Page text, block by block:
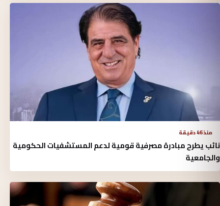
منذ 46 دقيقة
نائب يطرح مبادرة مصرفية قومية لدعم المستشفيات الحكومية
والجامعية